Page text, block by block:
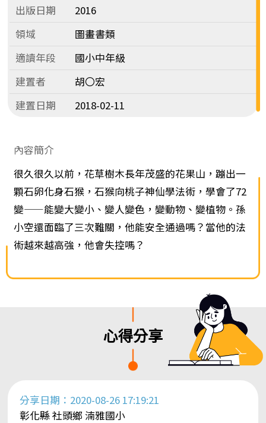
出版日期
2016
領域
圖畫書類
適讀年段
國小中年級
建置者
胡〇宏
建置日期
2018-02-11
內容簡介
很久很久以前，花草樹木長年茂盛的花果山，蹦出一
顆石卵化身石猴，石猴向桃子神仙學法術，學會了72
變——能變大變小、變人變色，變動物、變植物。孫
小空還面臨了三次難關，他能安全通過嗎？當他的法
術越來越高強，他會失控嗎？
心得分享
分享日期：2020-08-26 17:19:21
彰化縣 社頭鄉 湳雅國小